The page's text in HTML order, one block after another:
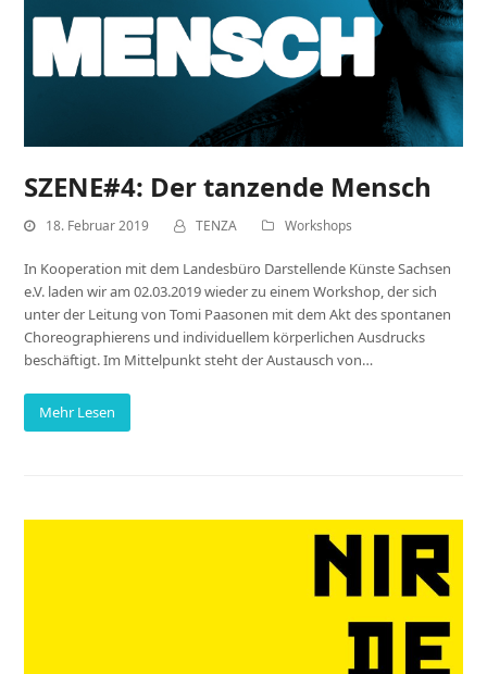
SZENE#4: Der tanzende Mensch
18. Februar 2019 TENZA Workshops
In Kooperation mit dem Landesbüro Darstellende Künste Sachsen
e.V. laden wir am 02.03.2019 wieder zu einem Workshop, der sich
unter der Leitung von Tomi Paasonen mit dem Akt des spontanen
Choreographierens und individuellem körperlichen Ausdrucks
beschäftigt. Im Mittelpunkt steht der Austausch von…
Mehr Lesen